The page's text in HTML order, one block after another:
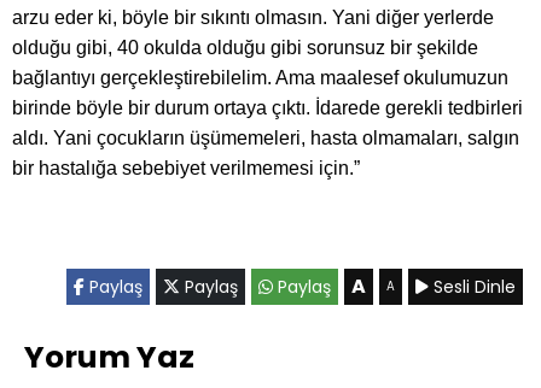
arzu eder ki, böyle bir sıkıntı olmasın. Yani diğer yerlerde
olduğu gibi, 40 okulda olduğu gibi sorunsuz bir şekilde
bağlantıyı gerçekleştirebilelim. Ama maalesef okulumuzun
birinde böyle bir durum ortaya çıktı. İdarede gerekli tedbirleri
aldı. Yani çocukların üşümemeleri, hasta olmamaları, salgın
bir hastalığa sebebiyet verilmemesi için.”
Paylaş Paylaş Paylaş A A Sesli Dinle
Yorum Yaz